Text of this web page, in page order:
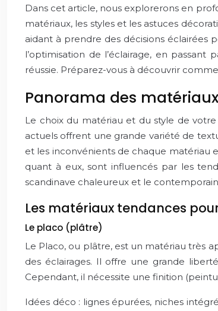
Dans cet article, nous explorerons en
matériaux, les styles et les astuces
aidant à prendre des décisions éclairées
l’optimisation de l’éclairage, en
réussie. Préparez-vous à découvrir
Panorama des
Le choix du matériau et du style de
actuels offrent une grande variété de
et les inconvénients de chaque matériau
quant à eux, sont influencés par les
scandinave chaleureux et le
Les matériaux tendances
Le placo (plâtre)
Le Placo, ou plâtre, est un matériau très
des éclairages. Il offre une grande
Cependant, il nécessite une finition
Idées déco : lignes épurées, niches